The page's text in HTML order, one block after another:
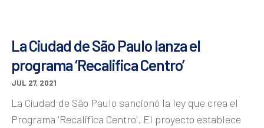
La Ciudad de São Paulo lanza el
programa ‘Recalifica Centro’
JUL 27, 2021
La Ciudad de São Paulo sancionó la ley que crea el
Programa 'Recalifica Centro'. El proyecto establece